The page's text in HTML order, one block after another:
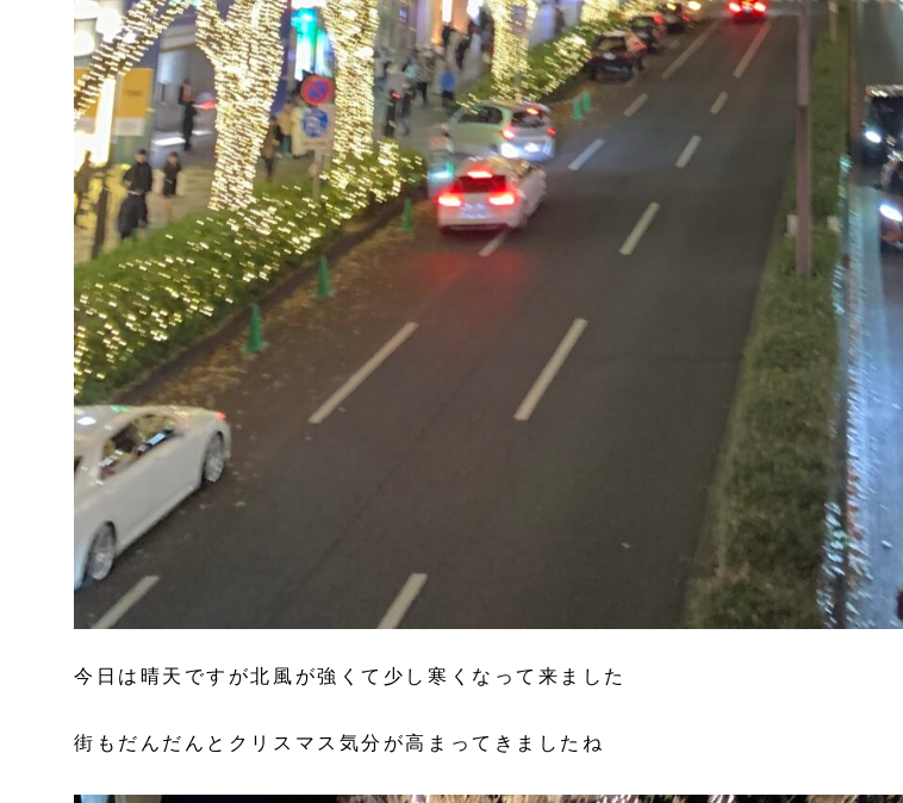
今日は晴天ですが北風が強くて少し寒くなって来ました
街もだんだんとクリスマス気分が高まってきましたね